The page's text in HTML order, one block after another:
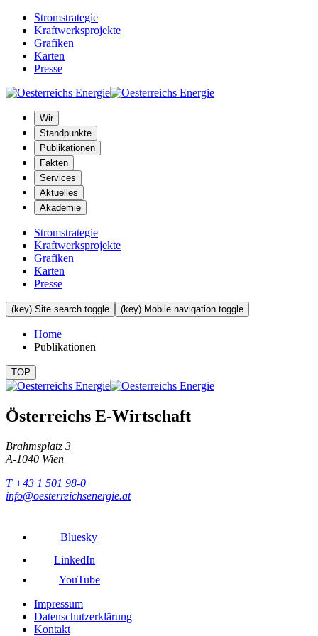
Stromstrategie
Kraftwerksprojekte
Grafiken
Karten
Presse
Wir
Standpunkte
Publikationen
Fakten
Services
Aktuelles
Akademie
Stromstrategie
Kraftwerksprojekte
Grafiken
Karten
Presse
(key) Site search toggle (key) Mobile navigation toggle
Home
Publikationen
TOP
Österreichs E-Wirtschaft
Brahmsplatz 3
A-1040 Wien
T +43 1 501 98-0
info@oesterreichsenergie.at
Bluesky
LinkedIn
YouTube
Impressum
Datenschutzerklärung
Kontakt